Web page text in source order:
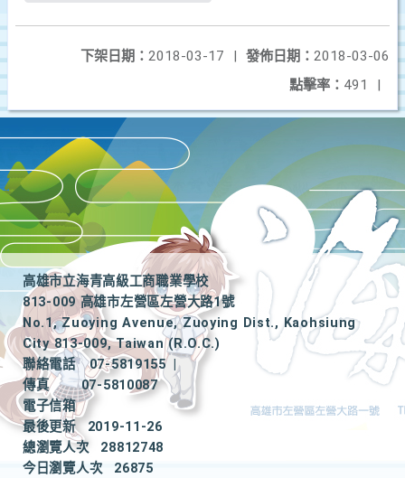
發佈日期： 2018-03-06
下架日期： 2018-03-17
|
點擊率： 491 |
高雄市立海青高級工商職業學校
813-009 高雄市左營區左營大路1號
No.1, Zuoying Avenue, Zuoying Dist., Kaohsiung
City 813-009, Taiwan (R.O.C.)
聯絡電話
07-5819155
|
傳真
07-5810087
電子信箱
最後更新
2019-11-26
總瀏覽人次
28812748
今日瀏覽人次
26875